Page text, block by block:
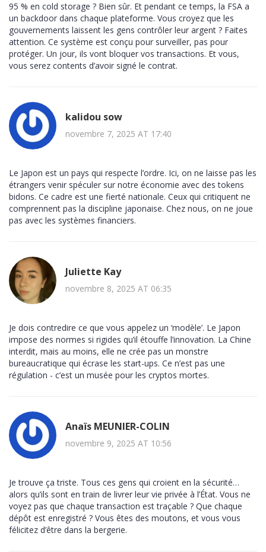
95 % en cold storage ? Bien sûr. Et pendant ce temps, la FSA a
un backdoor dans chaque plateforme. Vous croyez que les
gouvernements laissent les gens contrôler leur argent ? Faites
attention. Ce système est conçu pour surveiller, pas pour
protéger. Un jour, ils vont bloquer vos transactions. Et vous,
vous serez contents d’avoir signé le contrat.
kalidou sow
novembre 7, 2025 AT 17:40
Le Japon est un pays qui respecte l’ordre. Ici, on ne laisse pas les
étrangers venir spéculer sur notre économie avec des tokens
bidons. Ce cadre est une fierté nationale. Ceux qui critiquent ne
comprennent pas la discipline japonaise. Chez nous, on ne joue
pas avec les systèmes financiers.
Juliette Kay
novembre 8, 2025 AT 06:35
Je dois contredire ce que vous appelez un ‘modèle’. Le Japon
impose des normes si rigides qu’il étouffe l’innovation. La Chine
interdit, mais au moins, elle ne crée pas un monstre
bureaucratique qui écrase les start-ups. Ce n’est pas une
régulation - c’est un musée pour les cryptos mortes.
Anaïs MEUNIER-COLIN
novembre 9, 2025 AT 10:56
Je trouve ça triste. Tous ces gens qui croient en la sécurité…
alors qu’ils sont en train de livrer leur vie privée à l’État. Vous ne
voyez pas que chaque transaction est traçable ? Que chaque
dépôt est enregistré ? Vous êtes des moutons, et vous vous
félicitez d’être dans la bergerie.